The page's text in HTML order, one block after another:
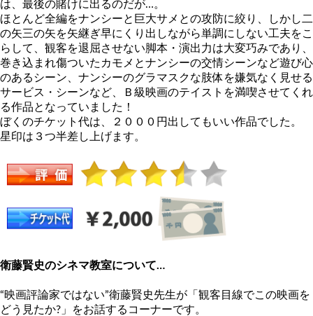
は、最後の賭けに出るのだが…。
ほとんど全編をナンシーと巨大サメとの攻防に絞り、しかし二
の矢三の矢を矢継ぎ早にくり出しながら単調にしない工夫をこ
らして、観客を退屈させない脚本・演出力は大変巧みであり、
巻き込まれ傷ついたカモメとナンシーの交情シーンなど遊び心
のあるシーン、ナンシーのグラマスクな肢体を嫌気なく見せる
サービス・シーンなど、Ｂ級映画のテイストを満喫させてくれ
る作品となっていました！
ぼくのチケット代は、２０００円出してもいい作品でした。
星印は３つ半差し上げます。
衛藤賢史のシネマ教室について…
“映画評論家ではない”衛藤賢史先生が「観客目線でこの映画を
どう見たか?」をお話するコーナーです。